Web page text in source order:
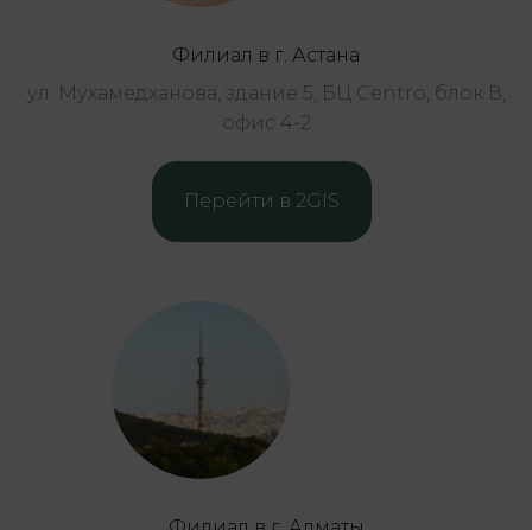
Филиал в г. Астана
ул. Мухамедханова, здание 5, БЦ Centro, блок В,
офис 4-2
Перейти в 2GIS